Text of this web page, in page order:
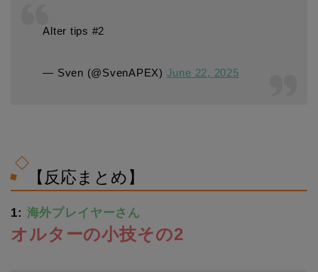
Alter tips #2
— Sven (@SvenAPEX) June 22, 2025
【反応まとめ】
1: 海外プレイヤーさん
オルターの小技その2